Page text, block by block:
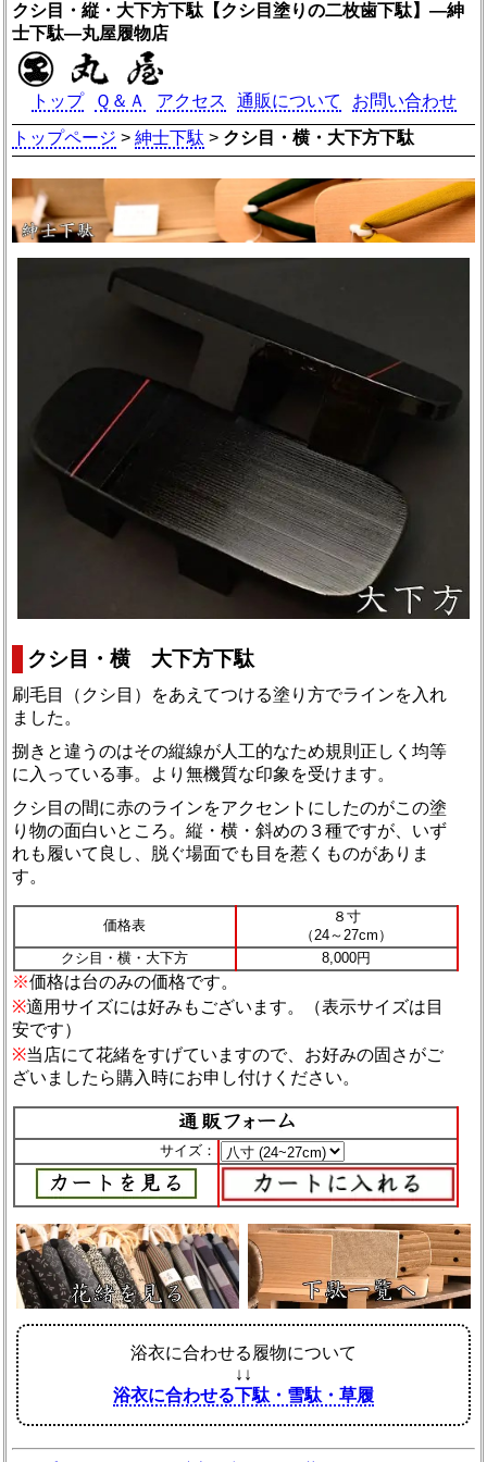
クシ目・縦・大下方下駄【クシ目塗りの二枚歯下駄】―紳
士下駄―丸屋履物店
トップ Ｑ＆Ａ アクセス 通販について
お問い合わせ
トップページ >紳士下駄 > クシ目・横・大下方下駄
クシ目・横 大下方下駄
刷毛目（クシ目）をあえてつける塗り方でラインを入れ
ました。
捌きと違うのはその縦線が人工的なため規則正しく均等
に入っている事。より無機質な印象を受けます。
クシ目の間に赤のラインをアクセントにしたのがこの塗
り物の面白いところ。縦・横・斜めの３種ですが、いず
れも履いて良し、脱ぐ場面でも目を惹くものがありま
す。
価格表
８寸
（24～27cm）
クシ目・横・大下方
8,000円
※価格は台のみの価格です。
※適用サイズには好みもございます。（表示サイズは目
安です）
※当店にて花緒をすげていますので、お好みの固さがご
ざいましたら購入時にお申し付けください。
サイズ：
浴衣に合わせる履物について
↓↓
浴衣に合わせる下駄・雪駄・草履